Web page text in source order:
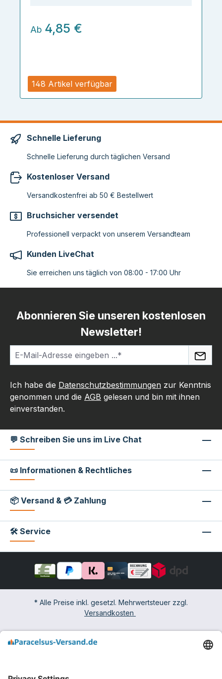
148 Artikel verfügbar
Ab 4,85 €
Schnelle Lieferung
Schnelle Lieferung durch täglichen Versand
Kostenloser Versand
Versandkostenfrei ab 50 € Bestellwert
Bruchsicher versendet
Professionell verpackt von unserem Versandteam
Kunden LiveChat
Sie erreichen uns täglich von 08:00 - 17:00 Uhr
Abonnieren Sie unseren kostenlosen
Newsletter!
Ich habe die Datenschutzbestimmungen zur Kenntnis
genommen und die AGB gelesen und bin mit ihnen
einverstanden.
💬 Schreiben Sie uns im Live Chat
📜 Informationen & Rechtliches
📦 Versand & 💳 Zahlung
🛠 Service
* Alle Preise inkl. gesetzl. Mehrwertsteuer zzgl.
Versandkosten